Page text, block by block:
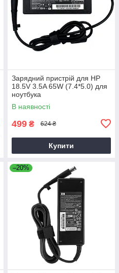
Зарядний пристрій для HP
18.5V 3.5A 65W (7.4*5.0) для
ноутбука
В наявності
499 ₴ 624 ₴
Купити
–20%